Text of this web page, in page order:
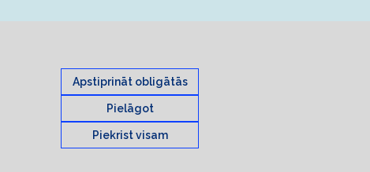
Apstiprināt obligātās
Pielāgot
Piekrist visam